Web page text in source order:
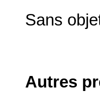
Sans
Autres